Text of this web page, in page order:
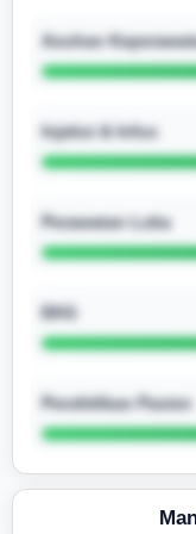
Asuhan
Injeksi & Infus
Perawatan Luka
EKG
Pendidikan Pasien